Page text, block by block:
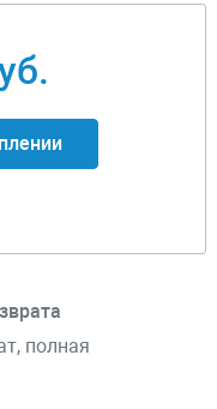
полная